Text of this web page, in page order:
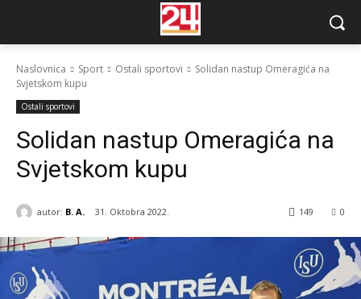
Naslovnica Sport Ostali sportovi
Solidan nastup Omeragića na
Svjetskom kupu
Ostali sportovi
Solidan nastup Omeragića na
Svjetskom kupu
autor: B. A. 31. Oktobra 2022. 0
149